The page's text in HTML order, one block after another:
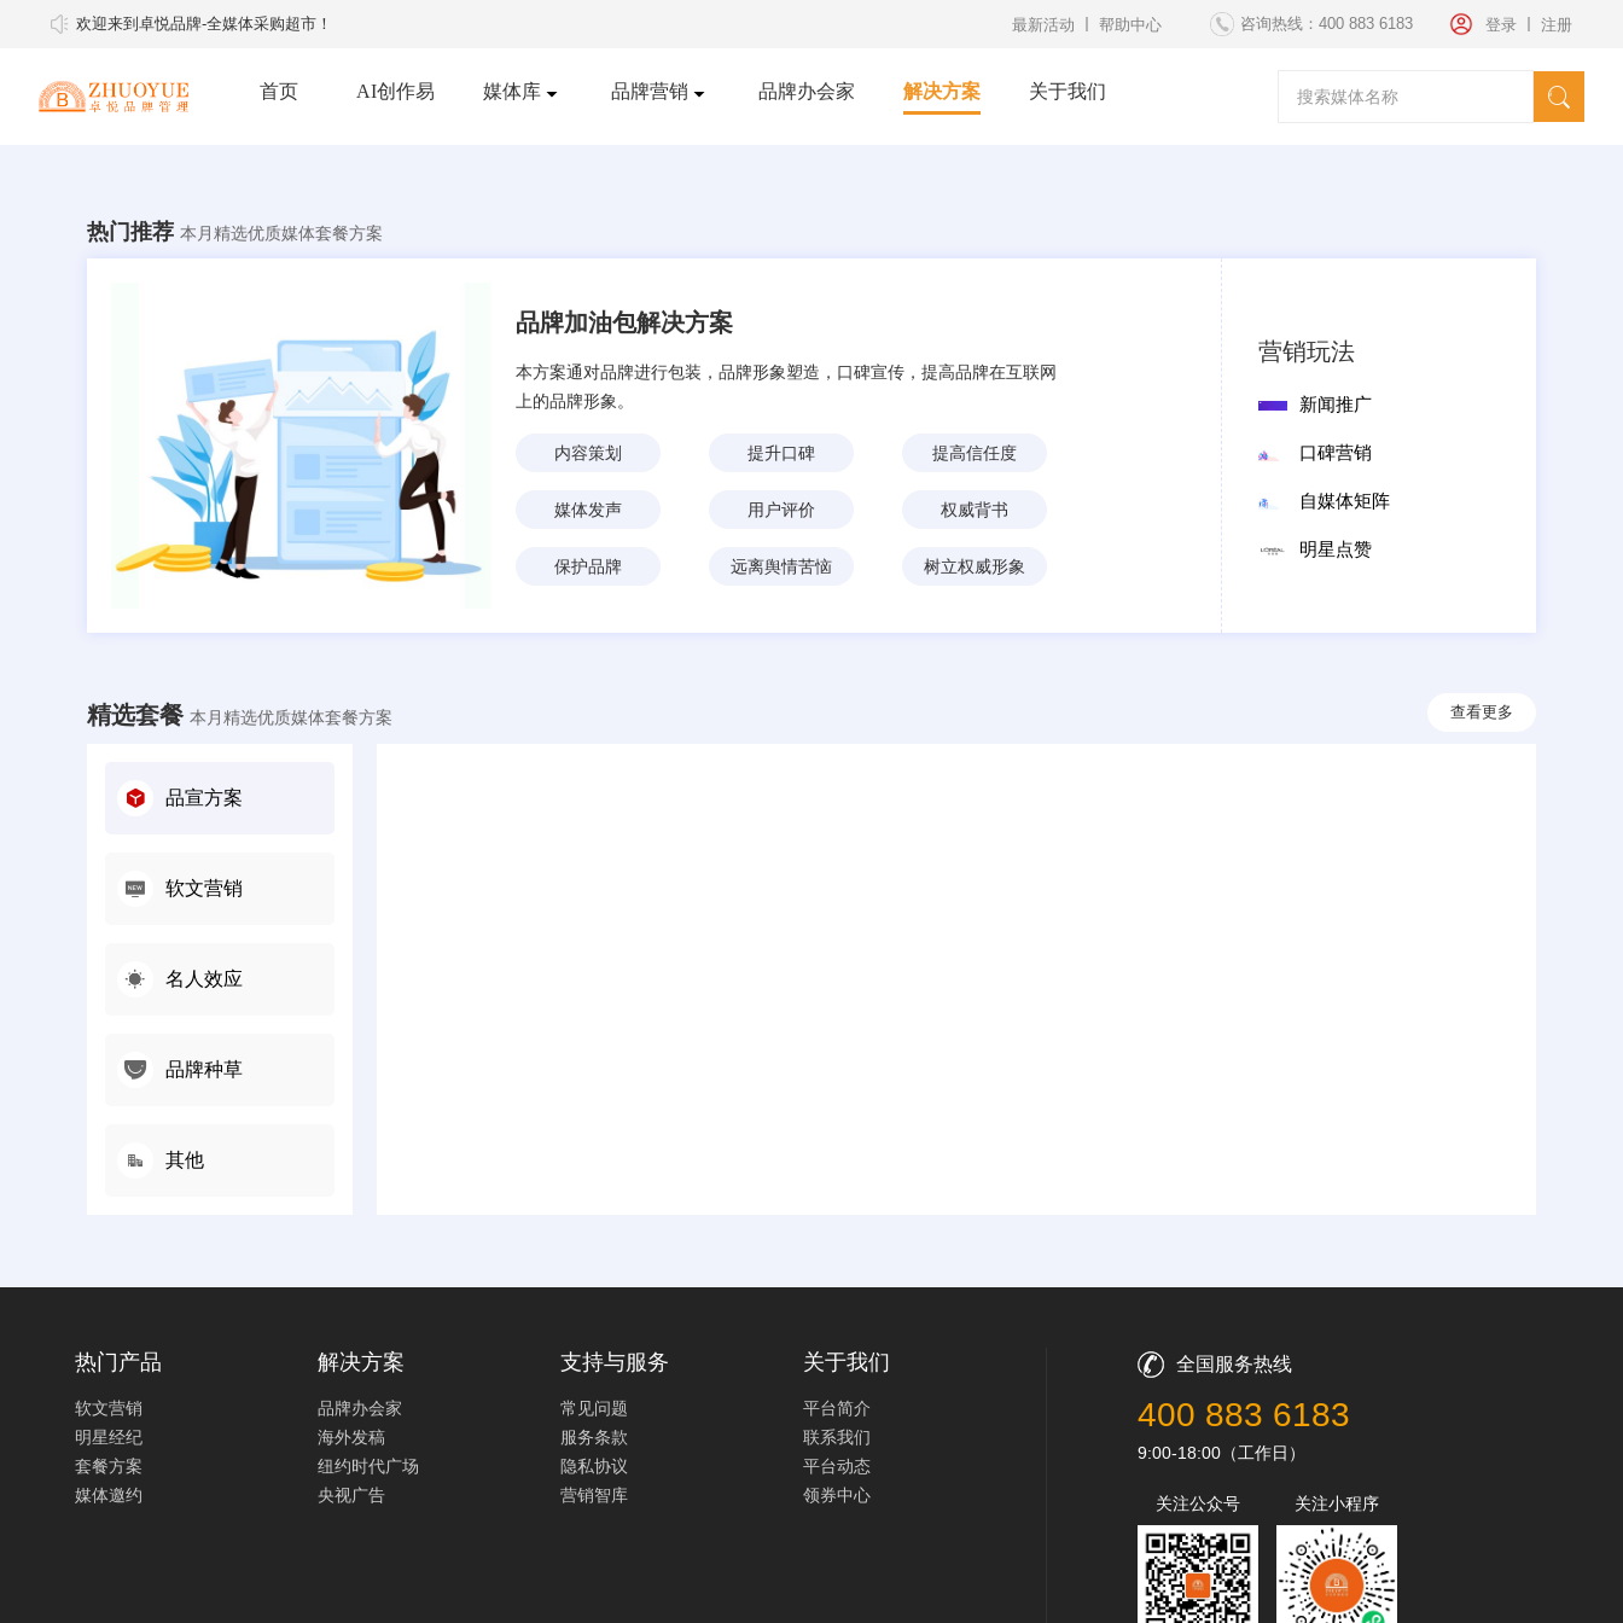
欢迎来到卓悦品牌-全媒体采购超市！ 最新活动 帮助中心 咨询热线：400 883 6183 登录 注册
首页 AI创作易 媒体库 品牌营销 品牌办会家 解决方案 关于我们 请选择媒体
软文媒体 媒体邀约
软文推广 明星经纪
热门推荐 本月精选优质媒体套餐方案
品牌加油包解决方案
本方案通对品牌进行包装，品牌形象塑造，口碑宣传，提高品牌在互联网
上的品牌形象。
内容策划 提升口碑 提高信任度
媒体发声 用户评价 权威背书
保护品牌 远离舆情苦恼 树立权威形象
营销玩法
新闻推广
口碑营销
自媒体矩阵
明星点赞
精选套餐 本月精选优质媒体套餐方案 查看更多
品宣方案
软文营销
名人效应
品牌种草
其他
热门产品
软文营销
明星经纪
套餐方案
媒体邀约
解决方案
品牌办会家
海外发稿
纽约时代广场
央视广告
支持与服务
常见问题
服务条款
隐私协议
营销智库
关于我们
平台简介
联系我们
平台动态
领券中心
全国服务热线
400 883 6183
9:00-18:00（工作日）
关注公众号 关注小程序